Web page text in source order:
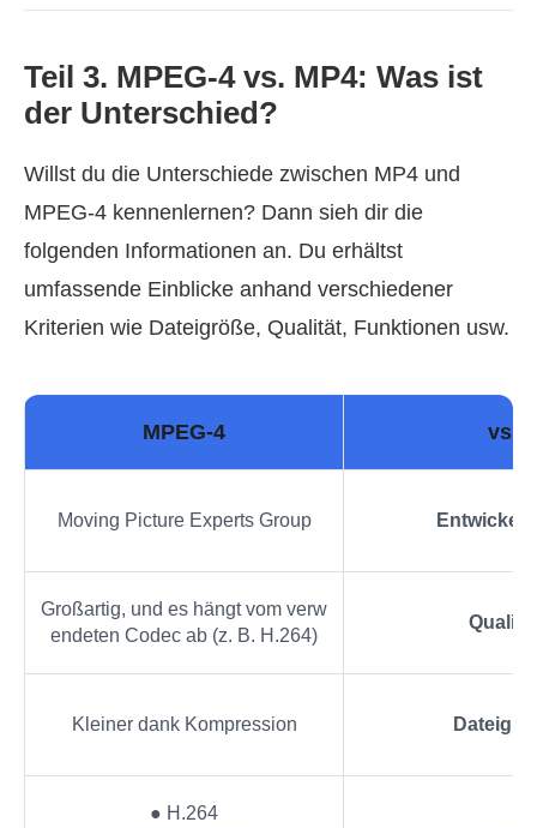
Teil 3. MPEG-4 vs. MP4: Was ist
der Unterschied?
Willst du die Unterschiede zwischen MP4 und
MPEG-4 kennenlernen? Dann sieh dir die
folgenden Informationen an. Du erhältst
umfassende Einblicke anhand verschiedener
Kriterien wie Dateigröße, Qualität, Funktionen usw.
MPEG-4 vs.
Moving Picture Experts Group Entwickelt
Großartig, und es hängt vom verw
endeten Codec ab (z. B. H.264)
Qualität
Kleiner dank Kompression
● H.264